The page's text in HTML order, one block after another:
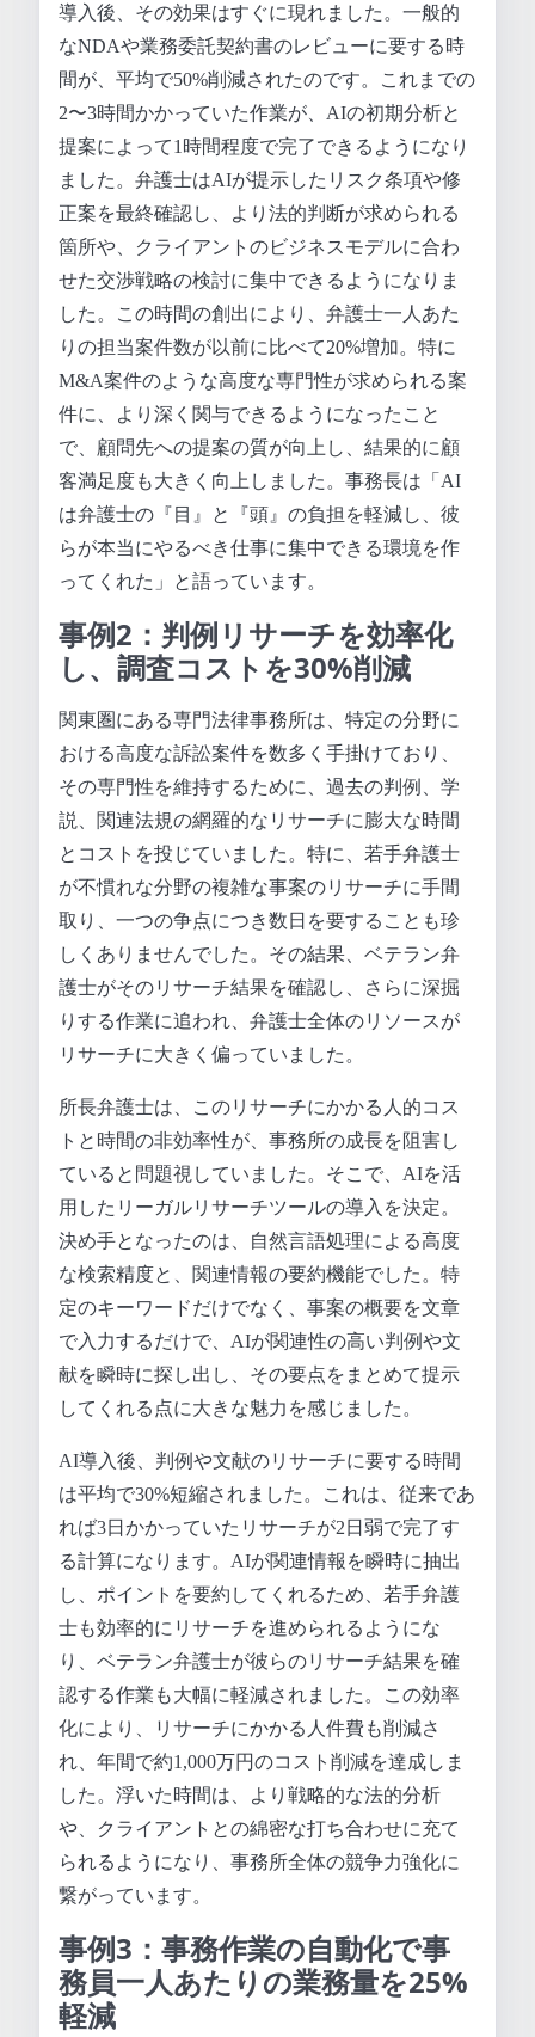
導入後、その効果はすぐに現れました。一般的
なNDAや業務委託契約書のレビューに要する時
間が、平均で50%削減されたのです。これまでの
2〜3時間かかっていた作業が、AIの初期分析と
提案によって1時間程度で完了できるようになり
ました。弁護士はAIが提示したリスク条項や修
正案を最終確認し、より法的判断が求められる
箇所や、クライアントのビジネスモデルに合わ
せた交渉戦略の検討に集中できるようになりま
した。この時間の創出により、弁護士一人あた
りの担当案件数が以前に比べて20%増加。特に
M&A案件のような高度な専門性が求められる案
件に、より深く関与できるようになったこと
で、顧問先への提案の質が向上し、結果的に顧
客満足度も大きく向上しました。事務長は「AI
は弁護士の『目』と『頭』の負担を軽減し、彼
らが本当にやるべき仕事に集中できる環境を作
ってくれた」と語っています。
事例2：判例リサーチを効率化
し、調査コストを30%削減
関東圏にある専門法律事務所は、特定の分野に
おける高度な訴訟案件を数多く手掛けており、
その専門性を維持するために、過去の判例、学
説、関連法規の網羅的なリサーチに膨大な時間
とコストを投じていました。特に、若手弁護士
が不慣れな分野の複雑な事案のリサーチに手間
取り、一つの争点につき数日を要することも珍
しくありませんでした。その結果、ベテラン弁
護士がそのリサーチ結果を確認し、さらに深掘
りする作業に追われ、弁護士全体のリソースが
リサーチに大きく偏っていました。
所長弁護士は、このリサーチにかかる人的コス
トと時間の非効率性が、事務所の成長を阻害し
ていると問題視していました。そこで、AIを活
用したリーガルリサーチツールの導入を決定。
決め手となったのは、自然言語処理による高度
な検索精度と、関連情報の要約機能でした。特
定のキーワードだけでなく、事案の概要を文章
で入力するだけで、AIが関連性の高い判例や文
献を瞬時に探し出し、その要点をまとめて提示
してくれる点に大きな魅力を感じました。
AI導入後、判例や文献のリサーチに要する時間
は平均で30%短縮されました。これは、従来であ
れば3日かかっていたリサーチが2日弱で完了す
る計算になります。AIが関連情報を瞬時に抽出
し、ポイントを要約してくれるため、若手弁護
士も効率的にリサーチを進められるようにな
り、ベテラン弁護士が彼らのリサーチ結果を確
認する作業も大幅に軽減されました。この効率
化により、リサーチにかかる人件費も削減さ
れ、年間で約1,000万円のコスト削減を達成しま
した。浮いた時間は、より戦略的な法的分析
や、クライアントとの綿密な打ち合わせに充て
られるようになり、事務所全体の競争力強化に
繋がっています。
事例3：事務作業の自動化で事
務員一人あたりの業務量を25%
軽減